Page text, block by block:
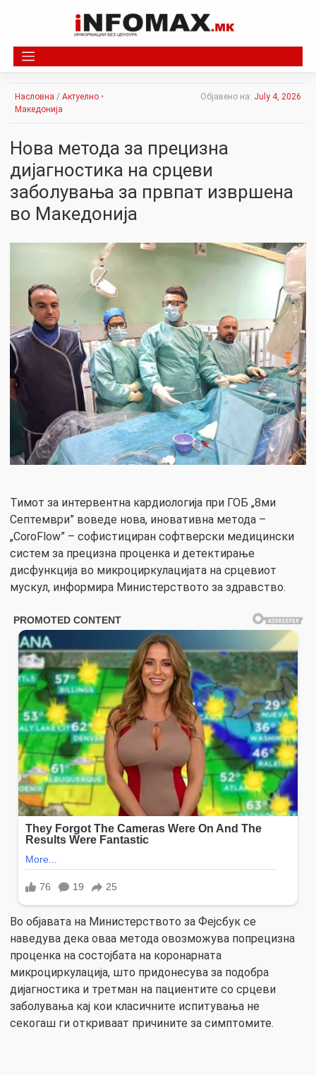
Насловна / Актуелно •
Македонија
Објавено на: July 4, 2026
Нова метода за прецизна
дијагностика на срцеви
заболувања за првпат извршена
во Македонија
Тимот за интервентна кардиологија при ГОБ „8ми
Септември” воведе нова, иновативна метода –
„CoroFlow” – софистициран софтверски медицински
систем за прецизна проценка и детектирање
дисфункција во микроциркулацијата на срцевиот
мускул, информира Министерството за здравство.
Во објавата на Министерството за Фејсбук се
наведува дека оваа метода овозможува попрецизна
проценка на состојбата на коронарната
микроциркулација, што придонесува за подобра
дијагностика и третман на пациентите со срцеви
заболувања кај кои класичните испитувања не
секогаш ги откриваат причините за симптомите.